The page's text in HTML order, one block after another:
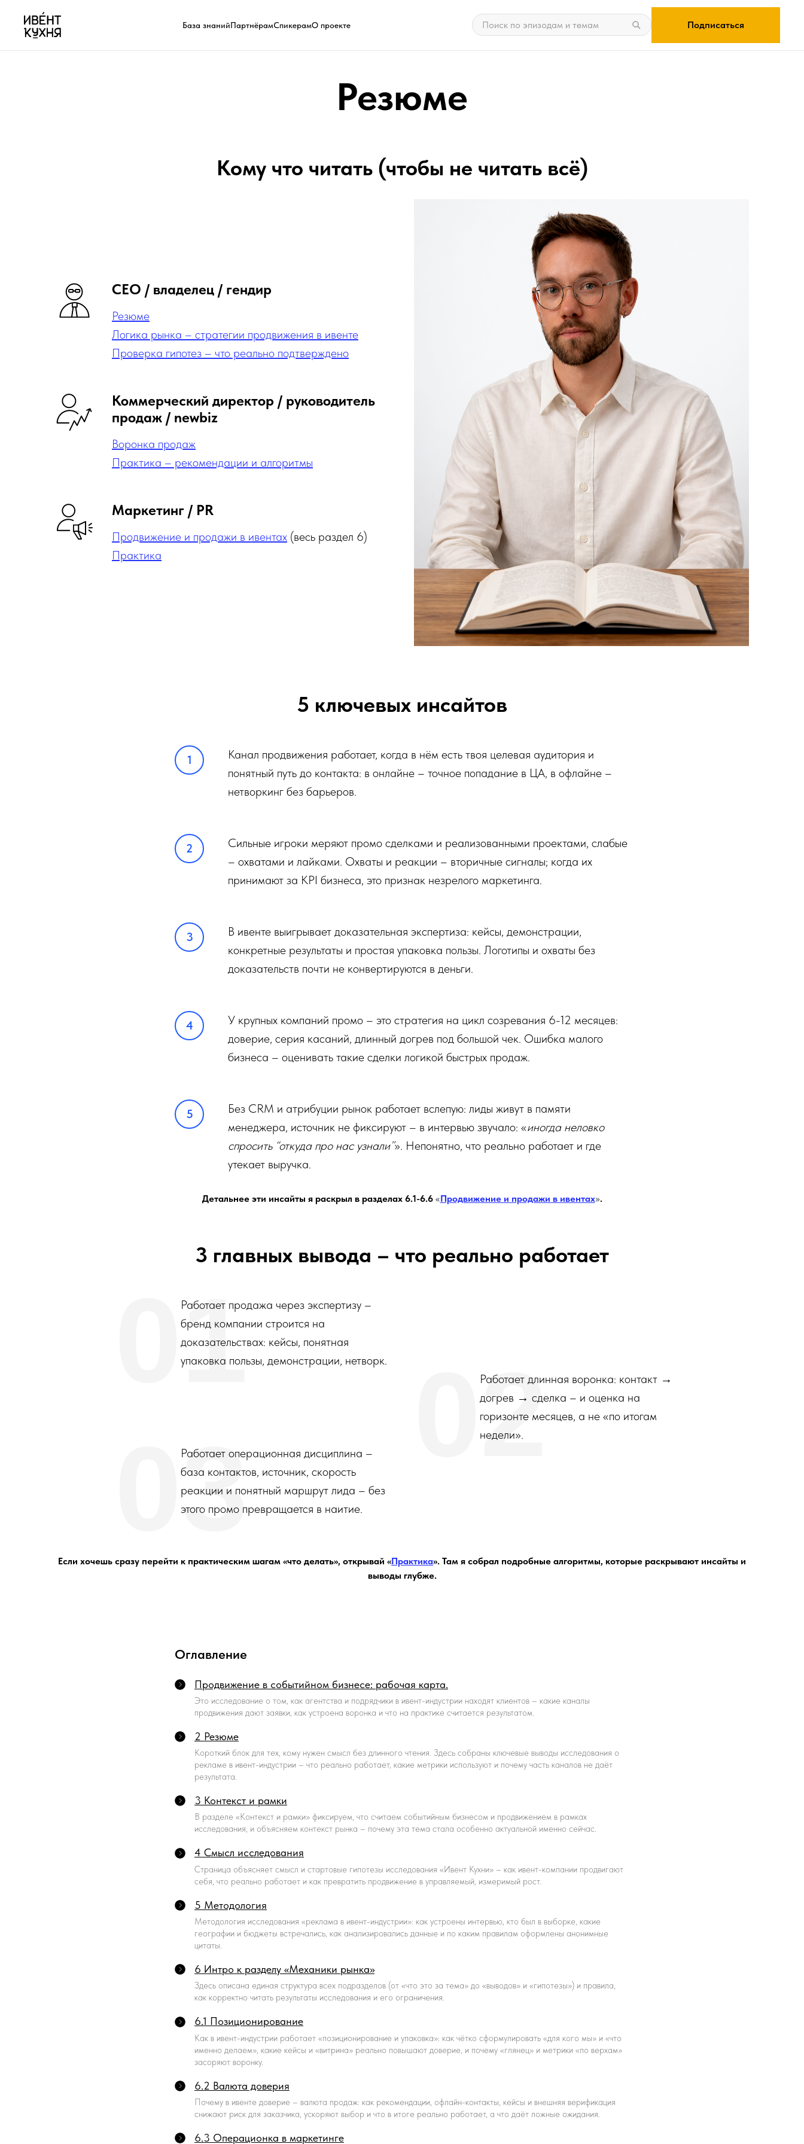
База знанийПартнёрамСпикерамО проекте Подписаться
Резюме
Кому что читать (чтобы не читать всё)
CEO / владелец / гендир
Резюме
Логика рынка – стратегии продвижения в ивенте
Проверка гипотез – что реально подтверждено
Коммерческий директор / руководитель
продаж / newbiz
Воронка продаж
Практика – рекомендации и алгоритмы
Маркетинг / PR
Продвижение и продажи в ивентах (весь раздел 6)
Практика
5 ключевых инсайтов
Канал продвижения работает, когда в нём есть твоя целевая аудитория и
понятный путь до контакта: в онлайне – точное попадание в ЦА, в офлайне –
нетворкинг без барьеров.
Сильные игроки меряют промо сделками и реализованными проектами, слабые
– охватами и лайками. Охваты и реакции – вторичные сигналы; когда их
принимают за KPI бизнеса, это признак незрелого маркетинга.
В ивенте выигрывает доказательная экспертиза: кейсы, демонстрации,
конкретные результаты и простая упаковка пользы. Логотипы и охваты без
доказательств почти не конвертируются в деньги.
У крупных компаний промо – это стратегия на цикл созревания 6-12 месяцев:
доверие, серия касаний, длинный догрев под большой чек. Ошибка малого
бизнеса – оценивать такие сделки логикой быстрых продаж.
Без CRM и атрибуции рынок работает вслепую: лиды живут в памяти
менеджера, источник не фиксируют – в интервью звучало: «иногда неловко
спросить “откуда про нас узнали”». Непонятно, что реально работает и где
утекает выручка.
Детальнее эти инсайты я раскрыл в разделах 6.1-6.6 «Продвижение и продажи в ивентах».
3 главных вывода – что реально работает
Работает продажа через экспертизу –
бренд компании строится на
доказательствах: кейсы, понятная
упаковка пользы, демонстрации, нетворк.
01
Работает длинная воронка: контакт →
догрев → сделка – и оценка на
горизонте месяцев, а не «по итогам
недели».
02
Работает операционная дисциплина –
база контактов, источник, скорость
реакции и понятный маршрут лида – без
этого промо превращается в наитие.
03
Если хочешь сразу перейти к практическим шагам «что делать», открывай «Практика». Там я собрал подробные алгоритмы, которые раскрывают инсайты и
выводы глубже.
Оглавление
Продвижение в событийном бизнесе: рабочая карта.
Это исследование о том, как агентства и подрядчики в ивент-индустрии находят клиентов – какие каналы
продвижения дают заявки, как устроена воронка и что на практике считается результатом.
2 Резюме
Короткий блок для тех, кому нужен смысл без длинного чтения. Здесь собраны ключевые выводы исследования о
рекламе в ивент-индустрии – что реально работает, какие метрики используют и почему часть каналов не даёт
результата.
3 Контекст и рамки
В разделе «Контекст и рамки» фиксируем, что считаем событийным бизнесом и продвижением в рамках
исследования, и объясняем контекст рынка – почему эта тема стала особенно актуальной именно сейчас.
4 Смысл исследования
Страница объясняет смысл и стартовые гипотезы исследования «Ивент Кухни» – как ивент-компании продвигают
себя, что реально работает и как превратить продвижение в управляемый, измеримый рост.
5 Методология
Методология исследования «реклама в ивент-индустрии»: как устроены интервью, кто был в выборке, какие
географии и бюджеты встречались, как анализировались данные и по каким правилам оформлены анонимные
цитаты.
6 Интро к разделу «Механики рынка»
Здесь описана единая структура всех подразделов (от «что это за тема» до «выводов» и «гипотезы») и правила,
как корректно читать результаты исследования и его ограничения.
6.1 Позиционирование
Как в ивент-индустрии работает «позиционирование и упаковка»: как чётко сформулировать «для кого мы» и «что
именно делаем», какие кейсы и «витрина» реально повышают доверие, и почему «глянец» и метрики «по верхам»
засоряют воронку.
6.2 Валюта доверия
Почему в ивенте доверие – валюта продаж: как рекомендации, офлайн-контакты, кейсы и внешняя верификация
снижают риск для заказчика, ускоряют выбор и что в итоге реально работает, а что даёт ложные ожидания.
6.3 Операционка в маркетинге